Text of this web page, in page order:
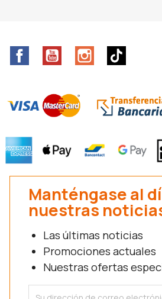
FacebookYouTube Instagram
Manténgase al
nuestras
Las últimas noticias
Promociones actuales
Nuestras ofertas